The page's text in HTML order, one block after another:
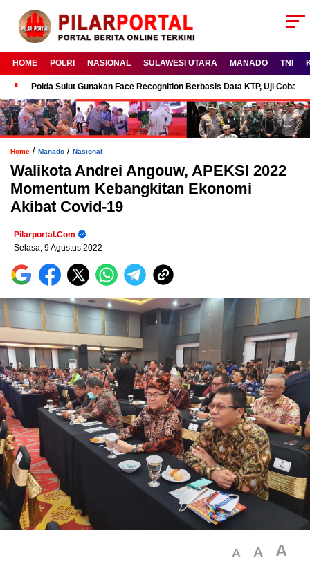
HOME POLRI NASIONAL SULAWESI UTARA MANADO TNI
Polda Sulut Gunakan Face Recognition Berbasis Data KTP, Uji Coba
Home / Manado / Nasional
Walikota Andrei Angouw, APEKSI 2022
Momentum Kebangkitan Ekonomi
Akibat Covid-19
Pilarportal.com
Selasa, 9 Agustus 2022
A A A